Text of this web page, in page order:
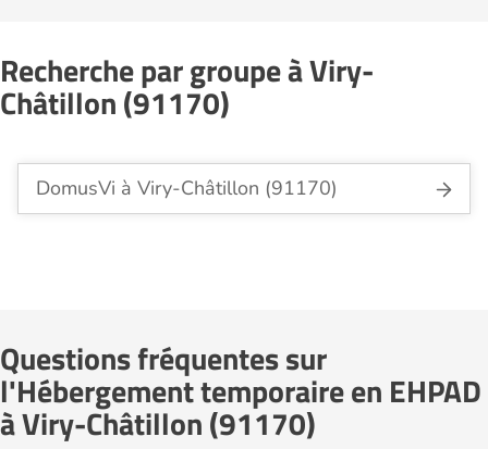
Recherche par groupe à Viry-
Châtillon (91170)
DomusVi à Viry-Châtillon (91170)
Questions fréquentes sur
l'Hébergement temporaire en EHPAD
à Viry-Châtillon (91170)